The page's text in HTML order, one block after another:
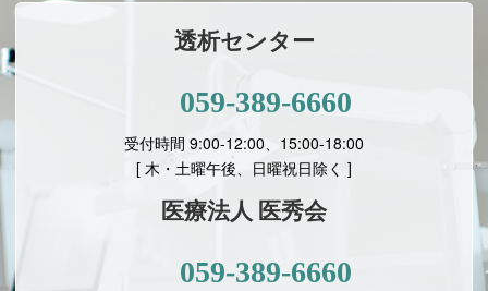
透析センター
059-389-6660
受付時間 9:00-12:00、15:00-18:00
[ 木・土曜午後、日曜祝日除く ]
医療法人 医秀会
059-389-6660